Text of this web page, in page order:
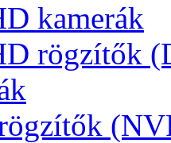
kamerák
rögzítők